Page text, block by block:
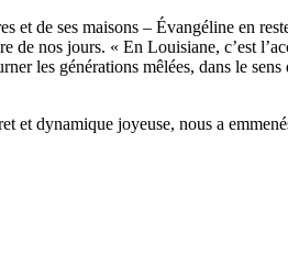
et de ses maisons – Évangéline en
de nos jours. « En Louisiane, c’est
les générations mêlées, dans le sens
dynamique joyeuse, nous a